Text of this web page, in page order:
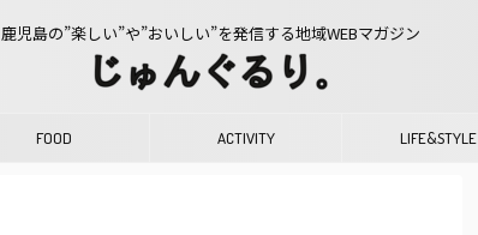
鹿児島の”楽しい”や”おいしい”を発信する地域WEBマガジン
FOOD ACTIVITY LIFE&STYLE